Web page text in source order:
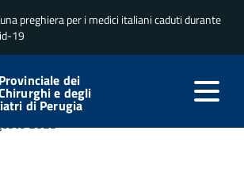
preghiera per i medici italiani caduti durante
19
dei
e degli
di Perugia
trasparente Altri contenuti
corruzione
e della trasparenza
2023